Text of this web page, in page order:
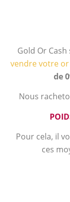
Gold Or
vendre votre or
de
Nous
Pour cela, il
ces